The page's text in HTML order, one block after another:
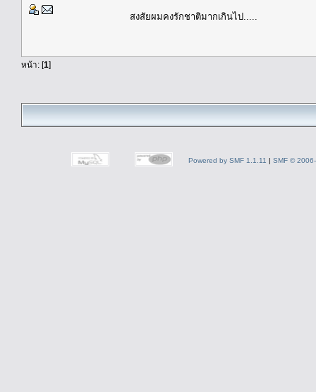
สงสัยผมคงรักชาติมากเกินไป.....
หน้า: [1]
Powered by SMF 1.1.11 | SMF ©